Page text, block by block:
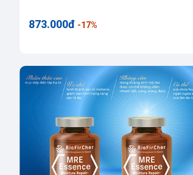
873.000đ -17%